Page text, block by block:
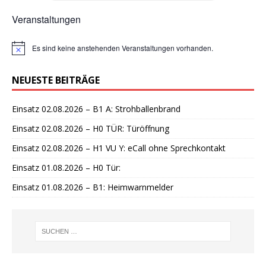
Veranstaltungen
H
w
e
s
Es sind keine anstehenden Veranstaltungen vorhanden.
NEUESTE BEITRÄGE
Einsatz 02.08.2026 – B1 A: Strohballenbrand
Einsatz 02.08.2026 – H0 TÜR: Türöffnung
Einsatz 02.08.2026 – H1 VU Y: eCall ohne Sprechkontakt
Einsatz 01.08.2026 – H0 Tür:
Einsatz 01.08.2026 – B1: Heimwarnmelder